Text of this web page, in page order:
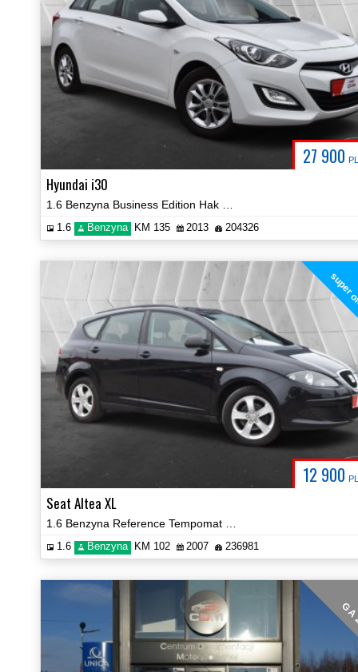
27 900
Hyundai i30
1.6 Benzyna KM 135 2013 204326
12 900
Seat Altea XL
1.6 Benzyna KM 102 2007 236981
G